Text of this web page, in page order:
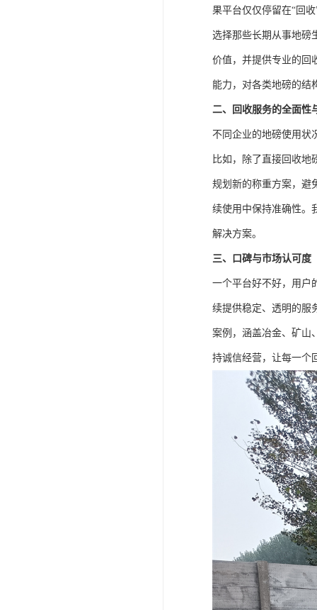
果平台仅仅停留在“回
选择那些长期从事地磅
价值，并提供专业的回
能力，对各类地磅的结
二、回收服务的全面性
不同企业的地磅使用状
比如，除了直接回收地
规划新的称重方案，避
续使用中保持准确性。
解决方案。
三、口碑与市场认可度
一个平台好不好，用户
续提供稳定、透明的服
案例，涵盖冶金、矿山
持诚信经营，让每一个